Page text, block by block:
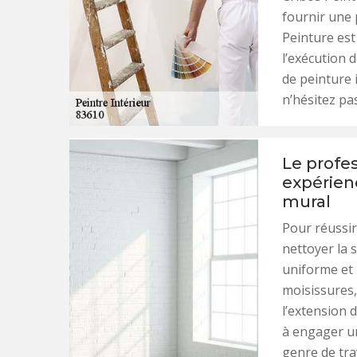
fournir une
Peinture
l’exécution
de peinture
n’hésitez
Le
mural
Pour
nettoyer la
uniforme et
l’extension
à engager
genre de